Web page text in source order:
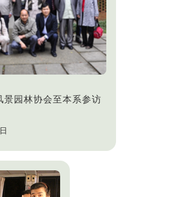
景园林协会至本系参访